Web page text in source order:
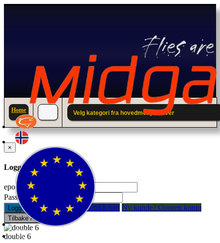
Home Velg kategori fra hovedmenyen over
×
Logg inn til din konto.
epostadresse:
Passord:
Logg inn Glemt passord? Trykk her. Ny kunde? Opprett konto
Tilbake / Lukk
double 6